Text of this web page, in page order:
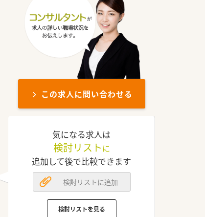
この求人に問い合わせる
気になる求人は
検討リスト に
追加して後で比較できます
検討リストに追加
検討リストを見る